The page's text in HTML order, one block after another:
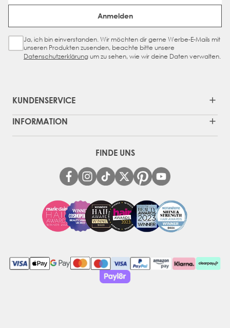
Email Address
Anmelden
Sign Up Checkbox
Ja, ich bin einverstanden. Wir möchten dir gerne Werbe-E-Mails mit
unseren Produkten zusenden, beachte bitte unsere
Datenschutzerklärungum zu sehen, wie wir deine Daten verwalten.
KUNDENSERVICE
INFORMATION
FINDE UNS